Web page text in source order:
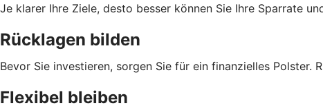
Je klarer Ihre Ziele, desto besser können Sie Ihre Sparrate
Rücklagen bilden
Bevor Sie investieren, sorgen Sie für ein finanzielles
Flexibel bleiben